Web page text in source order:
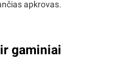
apkrovas.
gaminiai